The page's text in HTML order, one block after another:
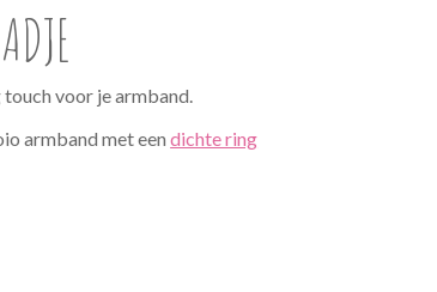
voor je armband.
armband met eendichte ring